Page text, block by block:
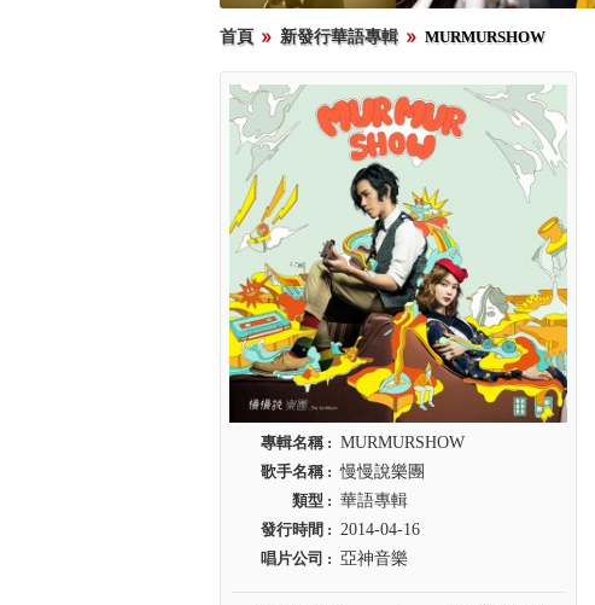
首頁 新發行華語專輯 MURMURSHOW
專輯名稱 : MURMURSHOW
歌手名稱 : 慢慢說樂團
類型 : 華語專輯
發行時間 : 2014-04-16
唱片公司 : 亞神音樂